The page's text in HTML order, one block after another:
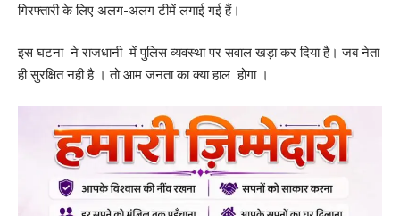
गिरफ्तारी के लिए अलग-अलग टीमें लगाई गई हैं।
इस घटना ने राजधानी में पुलिस व्यवस्था पर सवाल खड़ा कर दिया है। जब नेता
ही सुरक्षित नही है । तो आम जनता का क्या हाल होगा ।